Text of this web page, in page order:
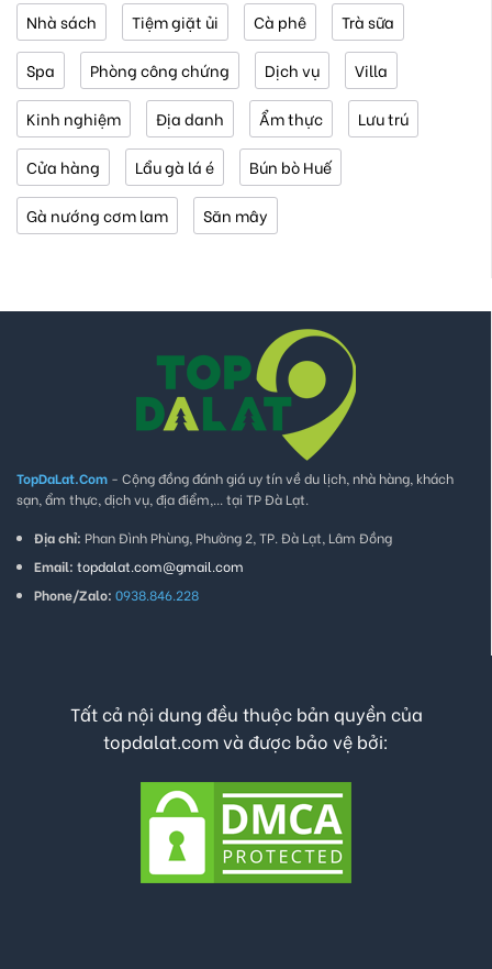
Nhà sách Tiệm giặt ủi Cà phê Trà sữa
Spa Phòng công chứng Dịch vụ Villa
Kinh nghiệm Địa danh Ẩm thực Lưu trú
Cửa hàng Lẩu gà lá é Bún bò Huế
Gà nướng cơm lam Săn mây
TopDaLat.Com - Cộng đồng đánh giá uy tín về du lịch, nhà hàng, khách
sạn, ẩm thực, dịch vụ, địa điểm,... tại TP Đà Lạt.
Địa chỉ: Phan Đình Phùng, Phường 2, TP. Đà Lạt, Lâm Đồng
Email: topdalat.com@gmail.com
Phone/Zalo: 0938.846.228
Tất cả nội dung đều thuộc bản quyền của
topdalat.com và được bảo vệ bởi: